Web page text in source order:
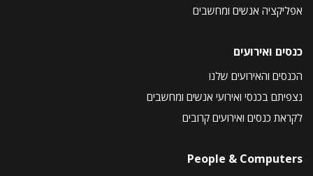
אפליקציה אנשים ומחשבים
כנסים ואירועים
הכנסים והאירועים שלנו
נצפיתם בכנסי ואירועי אנשים ומחשבים
לקראת כנסים ואירועים קרובים
People & Computers